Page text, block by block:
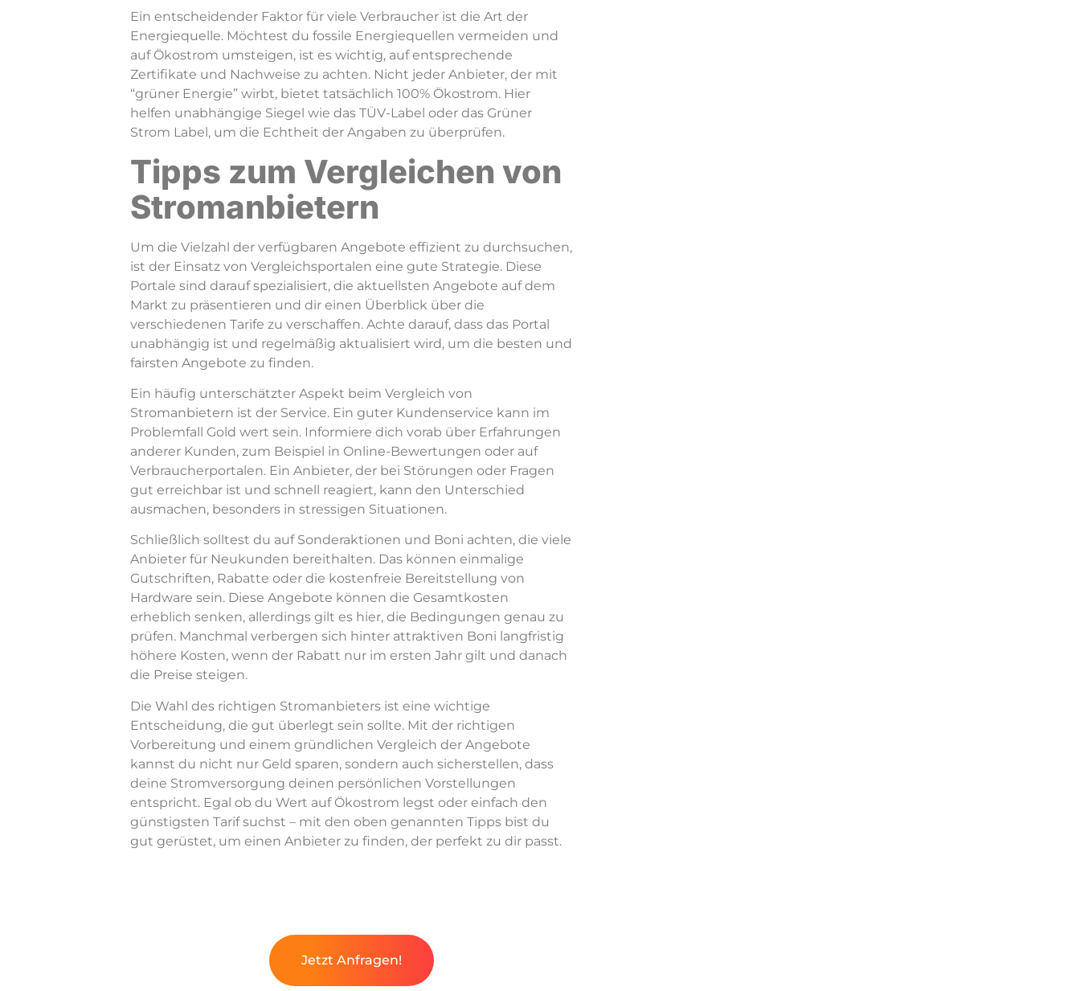
Ein entscheidender Faktor für viele Verbraucher ist die Art der
Energiequelle. Möchtest du fossile Energiequellen vermeiden und
auf Ökostrom umsteigen, ist es wichtig, auf entsprechende
Zertifikate und Nachweise zu achten. Nicht jeder Anbieter, der mit
“grüner Energie” wirbt, bietet tatsächlich 100% Ökostrom. Hier
helfen unabhängige Siegel wie das TÜV-Label oder das Grüner
Strom Label, um die Echtheit der Angaben zu überprüfen.
Tipps zum Vergleichen von
Stromanbietern
Um die Vielzahl der verfügbaren Angebote effizient zu durchsuchen,
ist der Einsatz von Vergleichsportalen eine gute Strategie. Diese
Portale sind darauf spezialisiert, die aktuellsten Angebote auf dem
Markt zu präsentieren und dir einen Überblick über die
verschiedenen Tarife zu verschaffen. Achte darauf, dass das Portal
unabhängig ist und regelmäßig aktualisiert wird, um die besten und
fairsten Angebote zu finden.
Ein häufig unterschätzter Aspekt beim Vergleich von
Stromanbietern ist der Service. Ein guter Kundenservice kann im
Problemfall Gold wert sein. Informiere dich vorab über Erfahrungen
anderer Kunden, zum Beispiel in Online-Bewertungen oder auf
Verbraucherportalen. Ein Anbieter, der bei Störungen oder Fragen
gut erreichbar ist und schnell reagiert, kann den Unterschied
ausmachen, besonders in stressigen Situationen.
Schließlich solltest du auf Sonderaktionen und Boni achten, die viele
Anbieter für Neukunden bereithalten. Das können einmalige
Gutschriften, Rabatte oder die kostenfreie Bereitstellung von
Hardware sein. Diese Angebote können die Gesamtkosten
erheblich senken, allerdings gilt es hier, die Bedingungen genau zu
prüfen. Manchmal verbergen sich hinter attraktiven Boni langfristig
höhere Kosten, wenn der Rabatt nur im ersten Jahr gilt und danach
die Preise steigen.
Die Wahl des richtigen Stromanbieters ist eine wichtige
Entscheidung, die gut überlegt sein sollte. Mit der richtigen
Vorbereitung und einem gründlichen Vergleich der Angebote
kannst du nicht nur Geld sparen, sondern auch sicherstellen, dass
deine Stromversorgung deinen persönlichen Vorstellungen
entspricht. Egal ob du Wert auf Ökostrom legst oder einfach den
günstigsten Tarif suchst – mit den oben genannten Tipps bist du
gut gerüstet, um einen Anbieter zu finden, der perfekt zu dir passt.
Jetzt Anfragen!